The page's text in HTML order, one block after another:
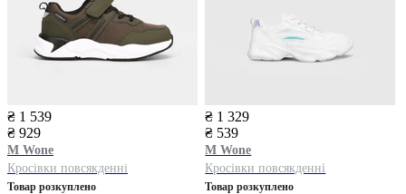
₴ 1 539
₴ 929
M Wone
Кросівки повсякденні
Товар розкуплено
₴ 1 329
₴ 539
M Wone
Кросівки повсякденні
Товар розкуплено